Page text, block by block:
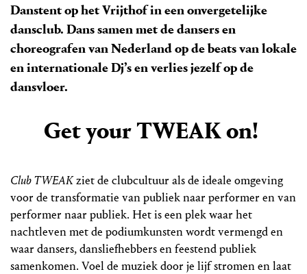
Danstent op het Vrijthof in een onvergetelijke
dansclub. Dans samen met de dansers en
choreografen van Nederland op de beats van lokale
en internationale Dj’s en verlies jezelf op de
dansvloer.
Get your TWEAK on!
Club TWEAKziet de clubcultuur als de ideale omgeving
voor de transformatie van publiek naar performer en van
performer naar publiek. Het is een plek waar het
nachtleven met de podiumkunsten wordt vermengd en
waar dansers, dansliefhebbers en feestend publiek
samenkomen. Voel de muziek door je lijf stromen en laat